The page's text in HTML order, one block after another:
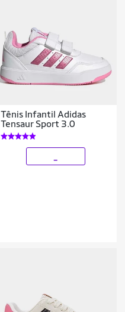
Tênis Infantil Adidas
Tensaur Sport 3.0